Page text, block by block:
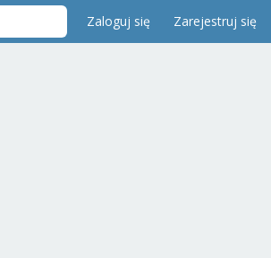
Zaloguj się Zarejestruj się